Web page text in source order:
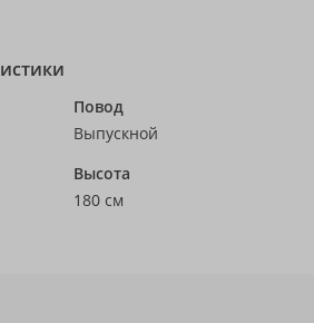
Повод
Выпускной
Высота
180 см